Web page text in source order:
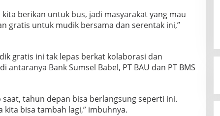
kita berikan untuk bus, jadi masyarakat yang mau
gratis untuk mudik bersama dan serentak ini,”
gratis ini tak lepas berkat kolaborasi dan
Bank Sumsel Babel, PT BAU dan PT BMS
saat, tahun depan bisa berlangsung seperti ini.
bisa tambah lagi,” imbuhnya.